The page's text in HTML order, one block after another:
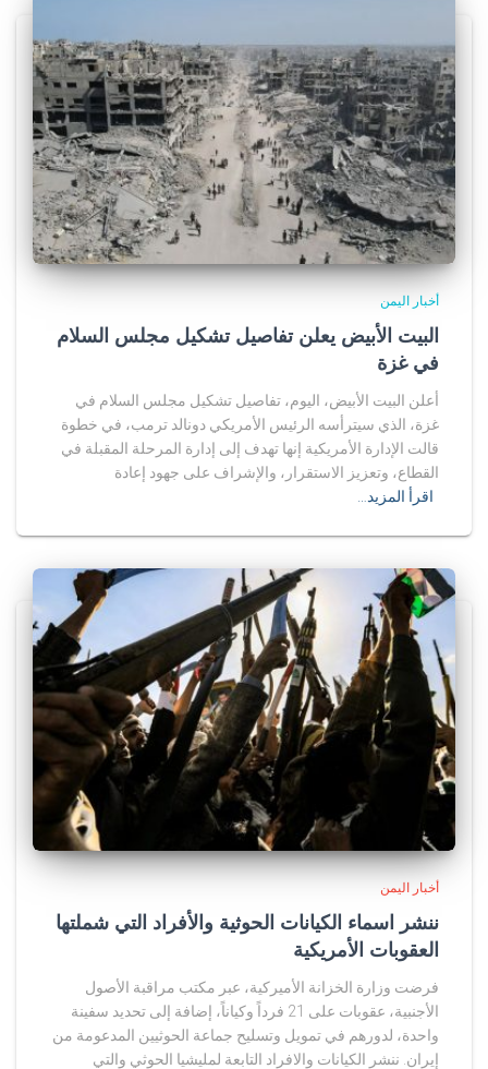
أخبار اليمن
البيت الأبيض يعلن تفاصيل تشكيل مجلس السلام
في غزة
أعلن البيت الأبيض، اليوم، تفاصيل تشكيل مجلس السلام في
غزة، الذي سيترأسه الرئيس الأمريكي دونالد ترمب، في خطوة
قالت الإدارة الأمريكية إنها تهدف إلى إدارة المرحلة المقبلة في
القطاع، وتعزيز الاستقرار، والإشراف على جهود إعادة
اقرأ المزيد…
أخبار اليمن
ننشر اسماء الكيانات الحوثية والأفراد التي شملتها
العقوبات الأمريكية
فرضت وزارة الخزانة الأميركية، عبر مكتب مراقبة الأصول
الأجنبية، عقوبات على 21 فرداً وكياناً، إضافة إلى تحديد سفينة
واحدة، لدورهم في تمويل وتسليح جماعة الحوثيين المدعومة من
إيران. ننشر الكيانات والافراد التابعة لمليشيا الحوثي والتي